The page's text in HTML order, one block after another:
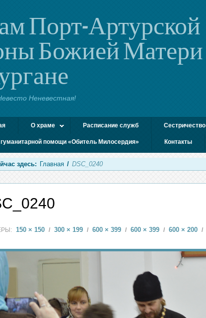
Порт-Артурской
Божией Матери
Неневестная!
О храме Расписание служб Сестричество
гуманитарной помощи «Обитель Милосердия» Контакты
здесь: Главная / DSC_0240
150 × 150 / 300 × 199 / 600 × 399 / 600 × 399 / 600 × 200 /